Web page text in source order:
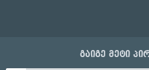
გაიგე მეტი